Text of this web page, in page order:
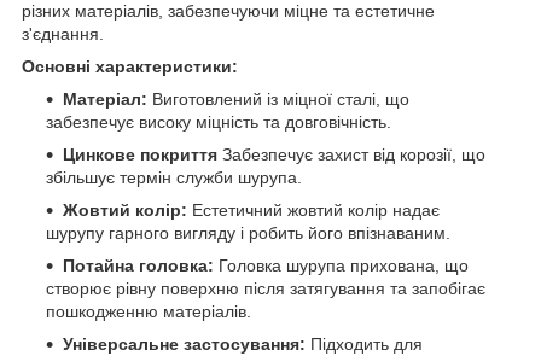
різних матеріалів, забезпечуючи міцне та естетичне
з'єднання.
Основні характеристики:
Матеріал: Виготовлений із міцної сталі, що
забезпечує високу міцність та довговічність.
Цинкове покриття Забезпечує захист від корозії, що
збільшує термін служби шурупа.
Жовтий колір: Естетичний жовтий колір надає
шурупу гарного вигляду і робить його впізнаваним.
Потайна головка: Головка шурупа прихована, що
створює рівну поверхню після затягування та запобігає
пошкодженню матеріалів.
Універсальне застосування: Підходить для